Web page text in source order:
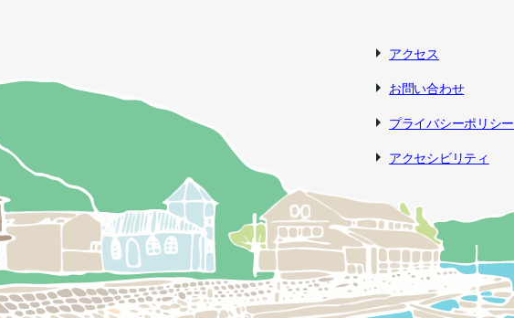
アクセス
お問い合わせ
プライバシーポリシー
アクセシビリティ